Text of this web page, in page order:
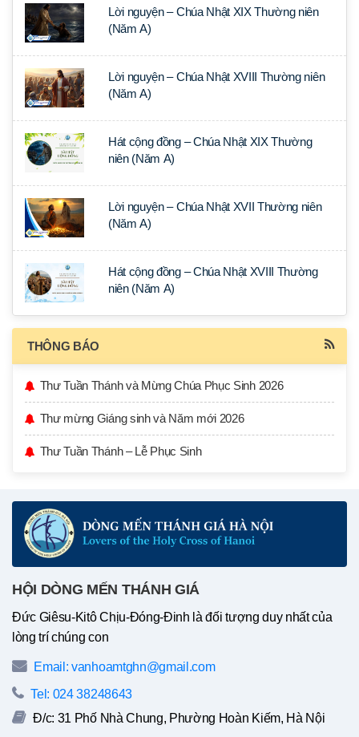
Lời nguyện – Chúa Nhật XIX Thường niên
(Năm A)
Lời nguyện – Chúa Nhật XVIII Thường niên
(Năm A)
Hát cộng đồng – Chúa Nhật XIX Thường
niên (Năm A)
Lời nguyện – Chúa Nhật XVII Thường niên
(Năm A)
Hát cộng đồng – Chúa Nhật XVIII Thường
niên (Năm A)
THÔNG BÁO
Thư Tuần Thánh và Mừng Chúa Phục Sinh 2026
Thư mừng Giáng sinh và Năm mới 2026
Thư Tuần Thánh – Lễ Phục Sinh
HỘI DÒNG MẾN THÁNH GIÁ
Đức Giêsu-Kitô Chịu-Đóng-Đinh là đối tượng duy nhất của
lòng trí chúng con
Email: vanhoamtghn@gmail.com
Tel: 024 38248643
Đ/c: 31 Phố Nhà Chung, Phường Hoàn Kiếm, Hà Nội